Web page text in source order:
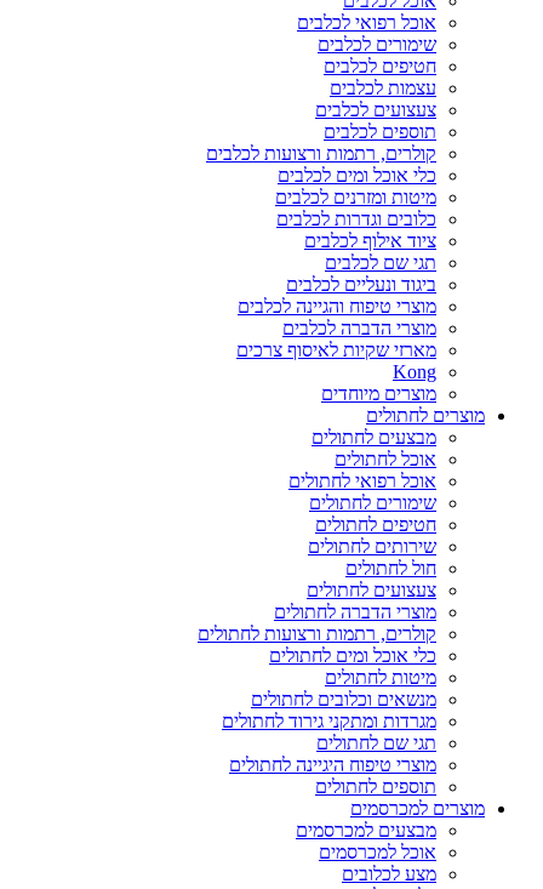
אוכל רפואי לכלבים
שימורים לכלבים
חטיפים לכלבים
עצמות לכלבים
צעצועים לכלבים
תוספים לכלבים
קולרים, רתמות ורצועות לכלבים
כלי אוכל ומים לכלבים
מיטות ומזרנים לכלבים
כלובים וגדרות לכלבים
ציוד אילוף לכלבים
תגי שם לכלבים
ביגוד ונעליים לכלבים
מוצרי טיפוח והגיינה לכלבים
מוצרי הדברה לכלבים
מארזי שקיות לאיסוף צרכים
Kong
מוצרים מיוחדים
מוצרים לחתולים
מבצעים לחתולים
אוכל לחתולים
אוכל רפואי לחתולים
שימורים לחתולים
חטיפים לחתולים
שירותים לחתולים
חול לחתולים
צעצועים לחתולים
מוצרי הדברה לחתולים
קולרים, רתמות ורצועות לחתולים
כלי אוכל ומים לחתולים
מיטות לחתולים
מנשאים וכלובים לחתולים
מגרדות ומתקני גירוד לחתולים
תגי שם לחתולים
מוצרי טיפוח היגיינה לחתולים
תוספים לחתולים
מוצרים למכרסמים
מבצעים למכרסמים
אוכל למכרסמים
מצע לכלובים